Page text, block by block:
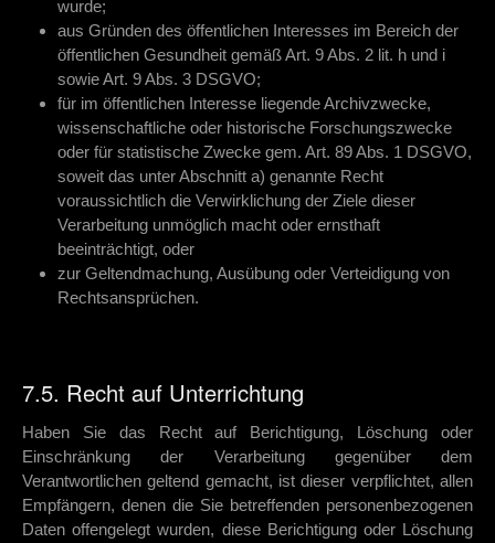
wurde;
aus Gründen des öffentlichen Interesses im Bereich der
öffentlichen Gesundheit gemäß Art. 9 Abs. 2 lit. h und i
sowie Art. 9 Abs. 3 DSGVO;
für im öffentlichen Interesse liegende Archivzwecke,
wissenschaftliche oder historische Forschungszwecke
oder für statistische Zwecke gem. Art. 89 Abs. 1 DSGVO,
soweit das unter Abschnitt a) genannte Recht
voraussichtlich die Verwirklichung der Ziele dieser
Verarbeitung unmöglich macht oder ernsthaft
beeinträchtigt, oder
zur Geltendmachung, Ausübung oder Verteidigung von
Rechtsansprüchen.
7.5. Recht auf Unterrichtung
Haben Sie das Recht auf Berichtigung, Löschung oder
Einschränkung der Verarbeitung gegenüber dem
Verantwortlichen geltend gemacht, ist dieser verpflichtet, allen
Empfängern, denen die Sie betreffenden personenbezogenen
Daten offengelegt wurden, diese Berichtigung oder Löschung